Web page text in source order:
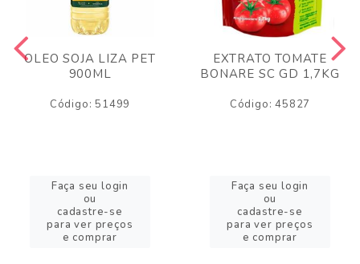
OLEO SOJA LIZA PET
900ML
Código: 51499
Faça seu login
ou
cadastre-se
para ver preços
e comprar
EXTRATO TOMATE
BONARE SC GD 1,7KG
Código: 45827
Faça seu login
ou
cadastre-se
para ver preços
e comprar